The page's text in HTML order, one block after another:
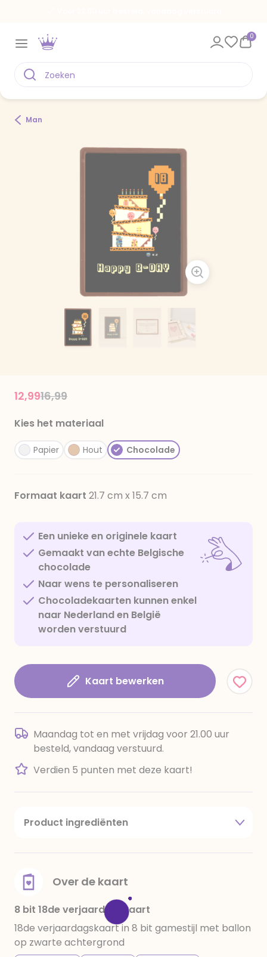
0
Man
Price reduced from
16,99to
12,99
Kies het materiaal
Papier Hout Chocolade
Formaat kaart 21.7 cm x 15.7 cm
Een unieke en originele kaart
Gemaakt van echte Belgische
chocolade
Naar wens te personaliseren
Chocoladekaarten kunnen enkel
naar Nederland en België
worden verstuurd
Kaart bewerken
Maandag tot en met vrijdag voor 21.00 uur
besteld, vandaag verstuurd.
Verdien 5 punten met deze kaart!
Product ingrediënten
amandelen,cacaomassa, emulgator (sojalecithine),
voedingszuur: citroenzuur E 330, verdikkingsmiddel
E415, water, bevochtigingsmiddel E422, emulgator:
E433, kleurstoffen: E102, E110, E122: kan de activiteit en
concentratie van kinderen negatief beïnvloeden,
E133, E151. Chocolade bevat ten minste 34%
cacaobestanddelen. Kan sporen van gluten
Over de kaart
8 bit 18de verjaardagskaart
18de verjaardagskaart in 8 bit gamestijl met ballon
op zwarte achtergrond